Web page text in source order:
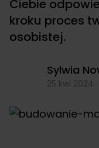
Ciebie
kroku proces
osobistej.
Sylwia
25 kwi 2024